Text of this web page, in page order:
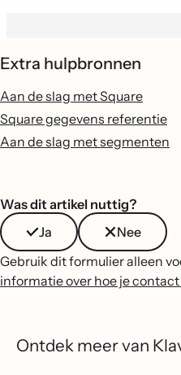
Extra hulpbronnen
Aan de slag met Square
Square gegevens referentie
Aan de slag met segmenten
Was dit artikel nuttig?
Ja
Nee
Gebruik dit formulier alleen
informatie over hoe je
Ontdek meer van